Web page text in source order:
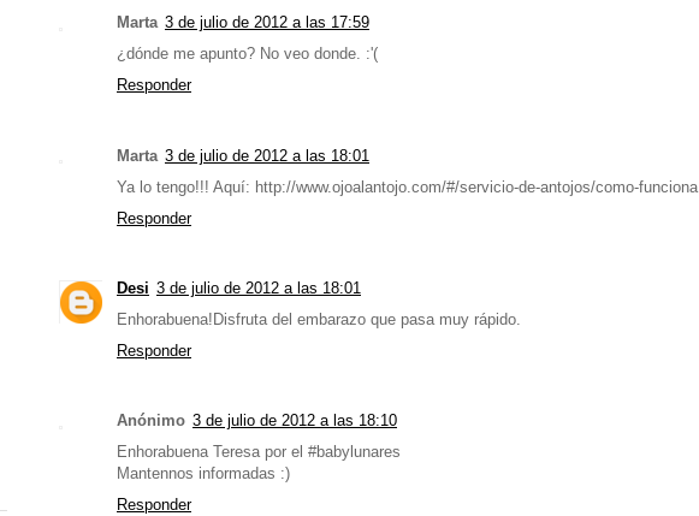
Marta 3 de julio de 2012 a las 17:59
¿dónde me apunto? No veo donde. :'(
Responder
Marta 3 de julio de 2012 a las 18:01
Ya lo tengo!!! Aquí: http://www.ojoalantojo.com/#/servicio-de-antojos/como-funciona
Responder
Desi 3 de julio de 2012 a las 18:01
Enhorabuena!Disfruta del embarazo que pasa muy rápido.
Responder
Anónimo 3 de julio de 2012 a las 18:10
Enhorabuena Teresa por el #babylunares
Mantennos informadas :)
Responder